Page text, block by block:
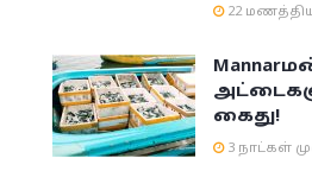
22
Mannar
கைது!
3 நாட்கள்